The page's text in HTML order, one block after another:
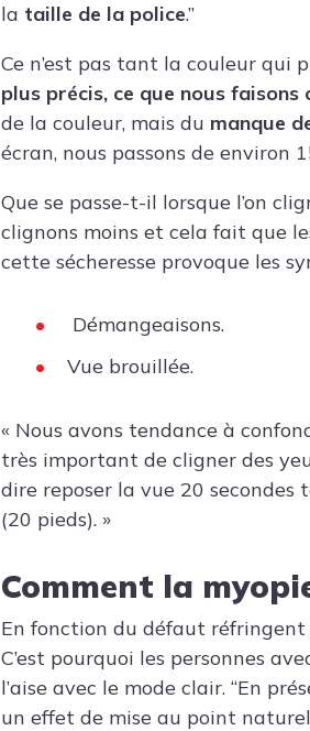
la taille de la police.”
Ce n’est pas tant la couleur qui
plus précis, ce que nous faisons
de la couleur, mais du manque
écran, nous passons de environ
Que se passe-t-il lorsque l’on
clignons moins et cela fait que
cette sécheresse provoque les
Démangeaisons.
Vue brouillée.
« Nous avons tendance à
très important de cligner des
dire reposer la vue 20
(20 pieds). »
Comment la
En fonction du défaut réfringent
C’est pourquoi les personnes
l’aise avec le mode clair. “En
un effet de mise au point